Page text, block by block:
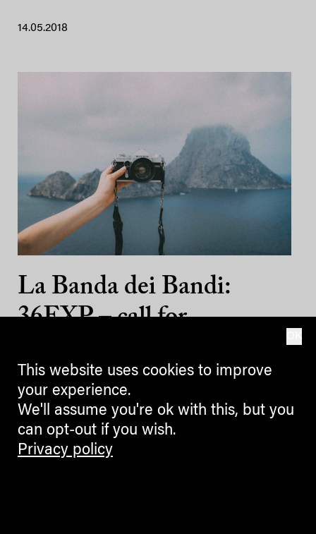
14.05.2018
La Banda dei Bandi:
36EXP – call for
roll films
10.05.2018
This website uses cookies to improve
your experience.
We'll assume you're ok with this, but you
can opt-out if you wish.
Privacy policy